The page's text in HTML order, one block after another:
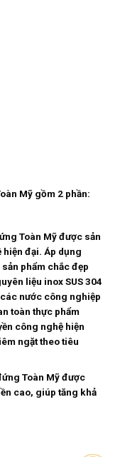
Mỹ gồm 2 phần:
Toàn Mỹ được sản
đại. Áp dụng
phẩm chắc đẹp
liệu inox SUS 304
nước công nghiệp
toàn thực phẩm
công nghệ hiện
ngặt theo tiêu
Toàn Mỹ được
cao, giúp tăng khả